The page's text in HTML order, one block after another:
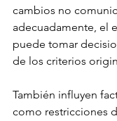
cambios no
adecuadamente, el
puede tomar
de los criterios
También influyen
como restricciones